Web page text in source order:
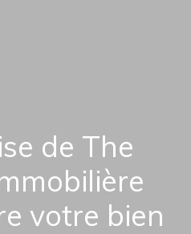
de The
votre bien